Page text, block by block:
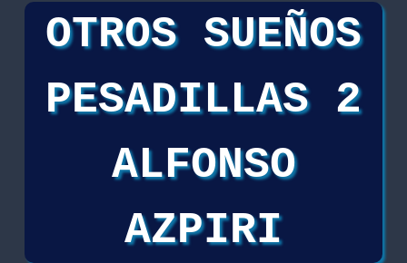
OTROS SUEÑOS
PESADILLAS 2
ALFONSO
AZPIRI